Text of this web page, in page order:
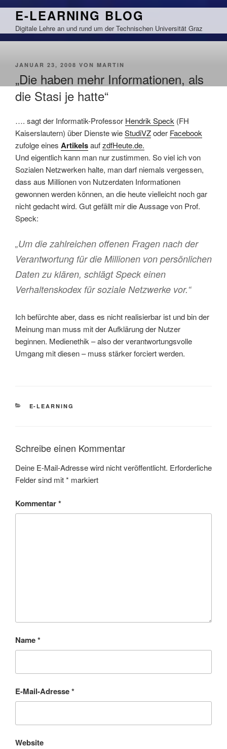
Zum
springen
E-LEARNING BLOG
Digitale Lehre an und rund um der Technischen Universität Graz
VERÖFFENTLICHT
JANUAR 23, 2008 VON MARTIN
„Die haben mehr Informationen, als
die Stasi je hatte“
…. sagt der Informatik-Professor Hendrik Speck (FH
Kaiserslautern) über Dienste wieStudiVZoder Facebook
zufolge eines ArtikelsaufzdfHeute.de.
Und eigentlich kann man nur zustimmen. So viel ich von
Sozialen Netzwerken halte, man darf niemals vergessen,
dass aus Millionen von Nutzerdaten Informationen
gewonnen werden können, an die heute vielleicht noch gar
nicht gedacht wird. Gut gefällt mir die Aussage von Prof.
Speck:
„Um die zahlreichen offenen Fragen nach der
Verantwortung für die Millionen von persönlichen
Daten zu klären, schlägt Speck einen
Verhaltenskodex für soziale Netzwerke vor.“
Ich befürchte aber, dass es nicht realisierbar ist und bin der
Meinung man muss mit der Aufklärung der Nutzer
beginnen. Medienethik – also der verantwortungsvolle
Umgang mit diesen – muss stärker forciert werden.
KATEGORIEN
E-LEARNING
Schreibe einen Kommentar
Deine E-Mail-Adresse wird nicht veröffentlicht. Erforderliche
Felder sind mit* markiert
Kommentar*
Name*
E-Mail-Adresse*
Website